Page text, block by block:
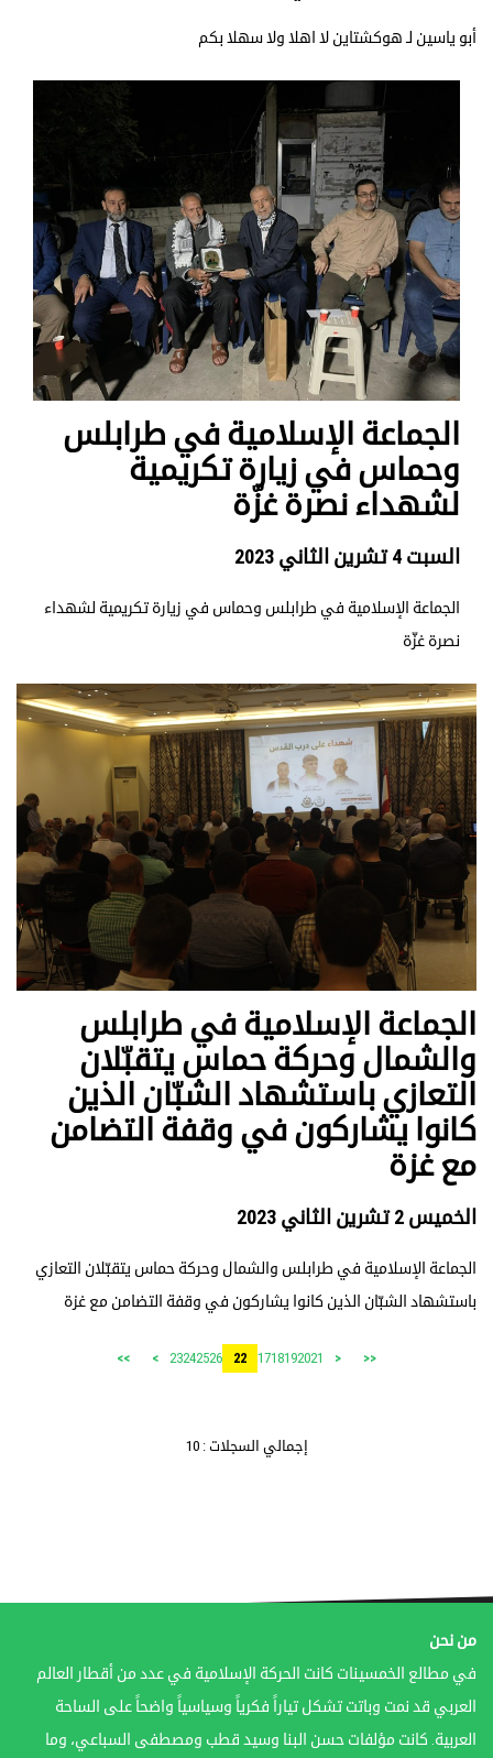
أبو ياسين لـ هوكشتاين لا اهلا ولا سهلا بكم
الجماعة الإسلامية في طرابلس
وحماس في زيارة تكريمية
لشهداء نصرة غزّة
السبت 4 تشرين الثاني 2023
الجماعة الإسلامية في طرابلس وحماس في زيارة تكريمية لشهداء
نصرة غزّة
الجماعة الإسلامية في طرابلس
والشمال وحركة حماس يتقبّلان
التعازي باستشهاد الشبّان الذين
كانوا يشاركون في وقفة التضامن
مع غزة
الخميس 2 تشرين الثاني 2023
الجماعة الإسلامية في طرابلس والشمال وحركة حماس يتقبّلان التعازي
باستشهاد الشبّان الذين كانوا يشاركون في وقفة التضامن مع غزة
<<
<
1718192021
22
23242526
>
>>
إجمالي السجلات : 10
من نحن
في مطالع الخمسينات كانت الحركة الإسلامية في عدد من أقطار العالم
العربي قد نمت وباتت تشكل تياراً فكرياً وسياسياً واضحاً على الساحة
العربية. كانت مؤلفات حسن البنا وسيد قطب ومصطفى السباعي، وما